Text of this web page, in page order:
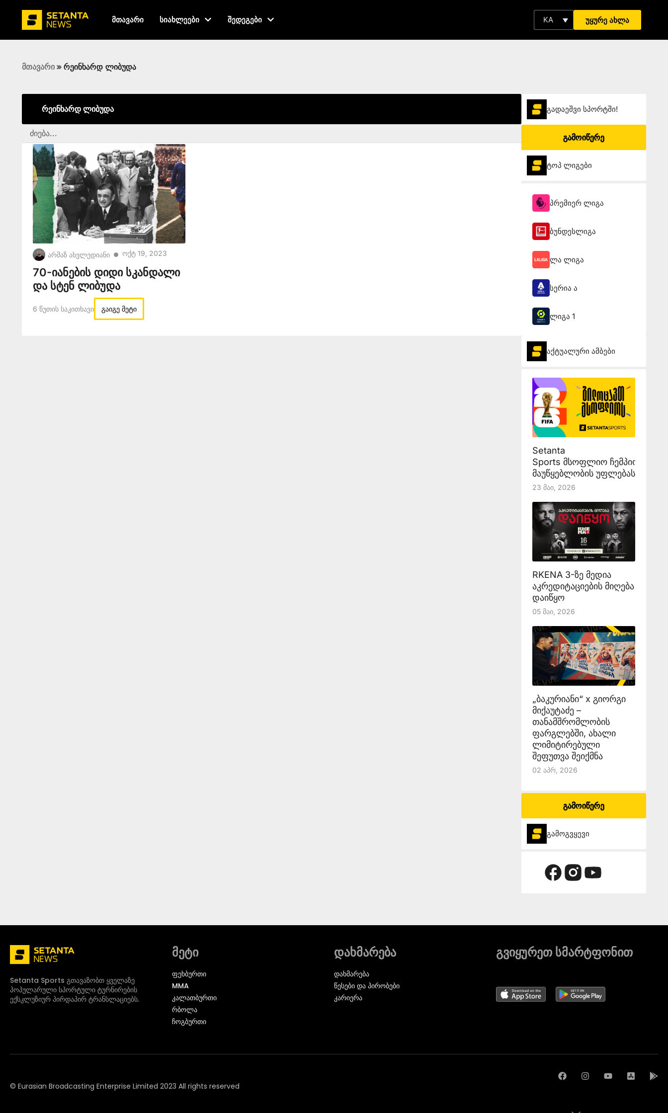
მთავარი სიახლეები შედეგები KA უყურე ახლა
მთავარი » რეინხარდ ლიბუდა
რეინხარდ ლიბუდა
არმაზ ახვლედიანი ● Ოქტ 19, 2023
70-იანების დიდი სკანდალი
და სტენ ლიბუდა
6 Წუთის Საკითხავი გაიგე მეტი
გადაეშვი სპორტში!
გამოიწერე
ტოპ ლიგები
პრემიერ ლიგა
ბუნდესლიგა
ლა ლიგა
სერია ა
ლიგა 1
აქტუალური ამბები
Setanta
Sports მსოფლიო ჩემპიონატის
მაუწყებლობის უფლებას
23 Მაი, 2026
RKENA 3-ზე მედია
აკრედიტაციების მიღება
დაიწყო
05 Მაი, 2026
„ბაკურიანი“ x გიორგი
მიქაუტაძე –
თანამშრომლობის
ფარგლებში, ახალი
ლიმიტირებული
შეფუთვა შეიქმნა
02 Აპრ, 2026
გამოიწერე
გამოგვყევი
Setanta Sports გთავაზობთ ყველაზე
პოპულარული სპორტული ტურნირების
ექსკლუზიურ პირდაპირ ტრანსლაციებს.
მეტი
ᲤᲔᲮᲑᲣᲠᲗᲘ
MMA
ᲙᲐᲚᲐᲗᲑᲣᲠᲗᲘ
ᲠᲑᲝᲚᲐ
ᲩᲝᲒᲑᲣᲠᲗᲘ
დახმარება
დახმარება
წესები და პირობები
კარიერა
გვიყურეთ სმარტფონით
© Eurasian Broadcasting Enterprise Limited 2023 All rights reserved